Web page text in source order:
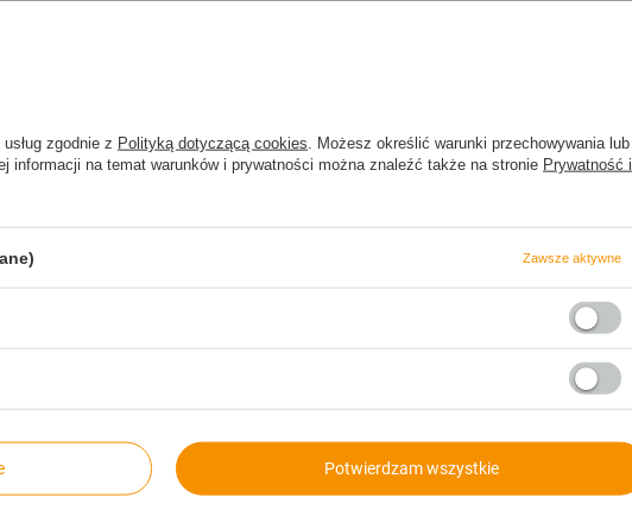
zgodnie z Polityką dotyczącą cookies . Możesz określić warunki przechowywania lub
informacji na temat warunków i prywatności można znaleźć także na stronie Prywatność i
Zawsze aktywne
Potwierdzam wszystkie